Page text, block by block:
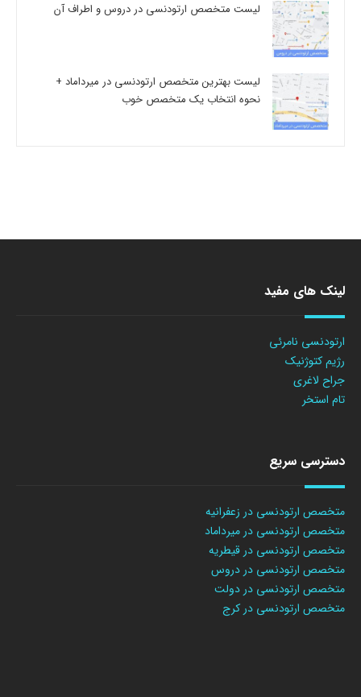
لیست متخصص ارتودنسی در دروس و اطراف آن
لیست بهترین متخصص ارتودنسی در میرداماد +
نحوه انتخاب یک متخصص خوب
لینک های مفید
ارتودنسی نامرئی
رژیم کتوژنیک
جراح لاغری
تام استخر
دسترسی سریع
متخصص ارتودنسی در زعفرانیه
متخصص ارتودنسی در میرداماد
متخصص ارتودنسی در قیطریه
متخصص ارتودنسی در دروس
متخصص ارتودنسی در دولت
متخصص ارتودنسی در کرج